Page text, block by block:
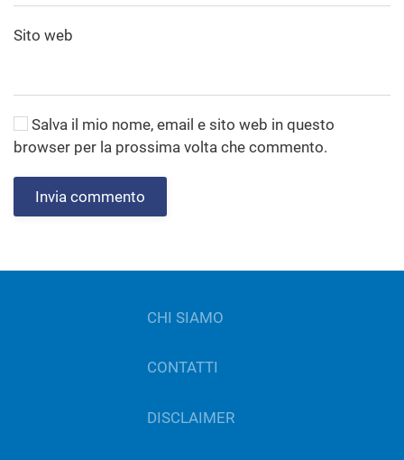
Sito web
Salva il mio nome, email e sito web in questo
browser per la prossima volta che commento.
Invia commento
CHI SIAMO
CONTATTI
DISCLAIMER